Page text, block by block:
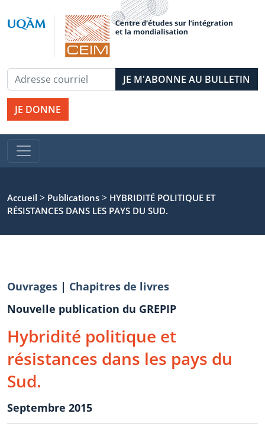
JE DONNE
Accueil > Publications > HYBRIDITÉ POLITIQUE ET
RÉSISTANCES DANS LES PAYS DU SUD.
Ouvrages | Chapitres de livres
Nouvelle publication du GREPIP
Hybridité politique et
résistances dans les pays du
Sud.
Septembre 2015